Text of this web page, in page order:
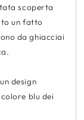
scoperta
un fatto
da ghiacciai
design
blu dei